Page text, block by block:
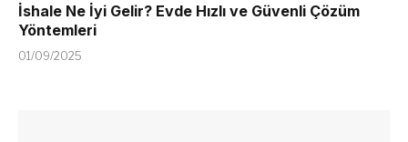
İshale Ne İyi Gelir? Evde Hızlı ve Güvenli Çözüm
Yöntemleri
01/09/2025